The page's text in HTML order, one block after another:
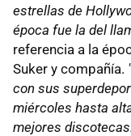
estrellas de
época fue la del
referencia a la
Suker y compañía.
con sus
miércoles hasta
mejores